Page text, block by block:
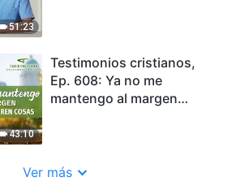
51:23
43:10
Testimonios cristianos,
Ep. 608: Ya no me
mantengo al margen
Ver más